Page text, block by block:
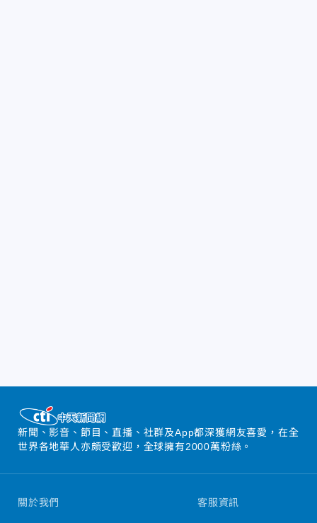
新聞、影音、節目、直播、社群及App都深獲網友喜愛，在全
世界各地華人亦頗受歡迎，全球擁有2000萬粉絲。
關於我們 客服資訊